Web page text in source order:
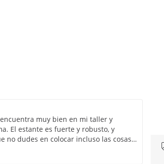
muy bien en mi taller y
El estante es fuerte y robusto, y
no dudes en colocar incluso las cosas
si desea un estante
la mayoría de las cosas!